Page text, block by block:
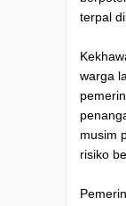
terpal
warga
musim
risiko